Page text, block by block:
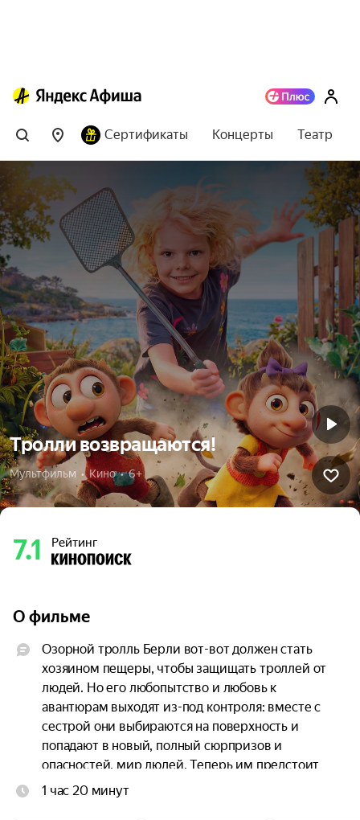
Сертификаты Концерты Театр
Тролли возвращаются!
Мультфильм  •  Кино  •  6+
7.1 Рейтинг
О фильме
Озорной тролль Берли вот-вот должен стать
хозяином пещеры, чтобы защищать троллей от
людей. Но его любопытство и любовь к
авантюрам выходят из-под контроля: вместе с
сестрой они выбираются на поверхность и
попадают в новый, полный сюрпризов и
опасностей, мир людей. Теперь им предстоит
непростая задача — найти дорогу домой.
1 час 20 минут